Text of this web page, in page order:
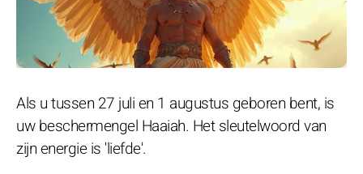
Als u tussen 27 juli en 1 augustus geboren bent, is
uw beschermengel Haaiah. Het sleutelwoord van
zijn energie is 'liefde'.